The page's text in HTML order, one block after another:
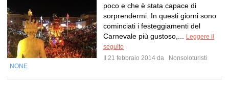
poco e che è stata capace di
sorprendermi. In questi giorni sono
cominciati i festeggiamenti del
Carnevale più gustoso,...
Leggere il
seguito
Il 21 febbraio 2014 da
Nonsoloturisti
NONE